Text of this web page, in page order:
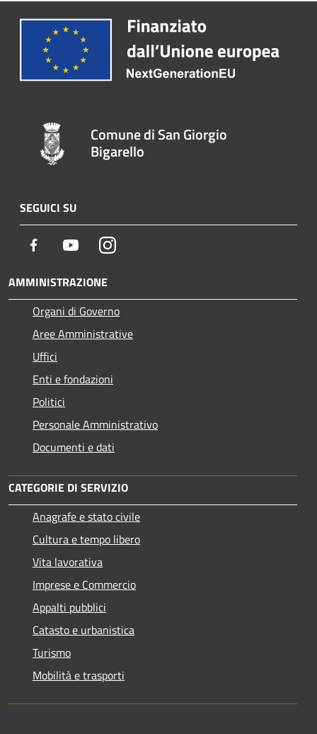
Comune di San Giorgio
Bigarello
SEGUICI SU
Facebook YoutubeInstagram
AMMINISTRAZIONE
Organi di Governo
Aree Amministrative
Uffici
Enti e fondazioni
Politici
Personale Amministrativo
Documenti e dati
CATEGORIE DI SERVIZIO
Anagrafe e stato civile
Cultura e tempo libero
Vita lavorativa
Imprese e Commercio
Appalti pubblici
Catasto e urbanistica
Turismo
Mobilità e trasporti